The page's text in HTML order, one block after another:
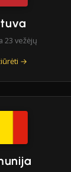
23 vežėjų
→